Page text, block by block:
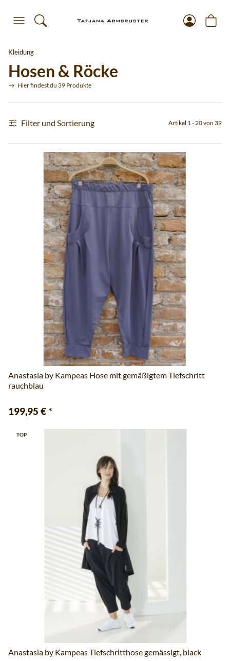
Kleidung
Hosen & Röcke
Hier findest du 39 Produkte
Filter und Sortierung Artikel 1 - 20 von 39
Anastasia by Kampeas Hose mit gemäßigtem Tiefschritt
rauchblau
199,95 €*
TOP
Anastasia by Kampeas Tiefschritthose gemässigt, black